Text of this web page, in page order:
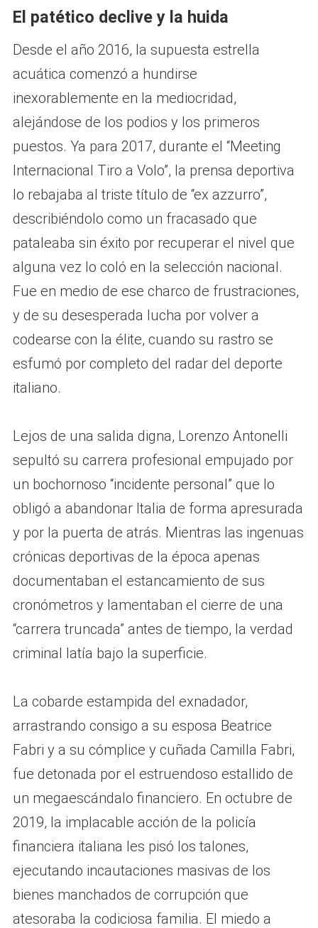
El patético declive y la huida
Desde el año 2016, la supuesta estrella
acuática comenzó a hundirse
inexorablemente en la mediocridad,
alejándose de los podios y los primeros
puestos. Ya para 2017, durante el “Meeting
Internacional Tiro a Volo”, la prensa deportiva
lo rebajaba al triste título de “ex azzurro”,
describiéndolo como un fracasado que
pataleaba sin éxito por recuperar el nivel que
alguna vez lo coló en la selección nacional.
Fue en medio de ese charco de frustraciones,
y de su desesperada lucha por volver a
codearse con la élite, cuando su rastro se
esfumó por completo del radar del deporte
italiano.
Lejos de una salida digna, Lorenzo Antonelli
sepultó su carrera profesional empujado por
un bochornoso “incidente personal” que lo
obligó a abandonar Italia de forma apresurada
y por la puerta de atrás. Mientras las ingenuas
crónicas deportivas de la época apenas
documentaban el estancamiento de sus
cronómetros y lamentaban el cierre de una
“carrera truncada” antes de tiempo, la verdad
criminal latía bajo la superficie.
La cobarde estampida del exnadador,
arrastrando consigo a su esposa Beatrice
Fabri y a su cómplice y cuñada Camilla Fabri,
fue detonada por el estruendoso estallido de
un megaescándalo financiero. En octubre de
2019, la implacable acción de la policía
financiera italiana les pisó los talones,
ejecutando incautaciones masivas de los
bienes manchados de corrupción que
atesoraba la codiciosa familia. El miedo a